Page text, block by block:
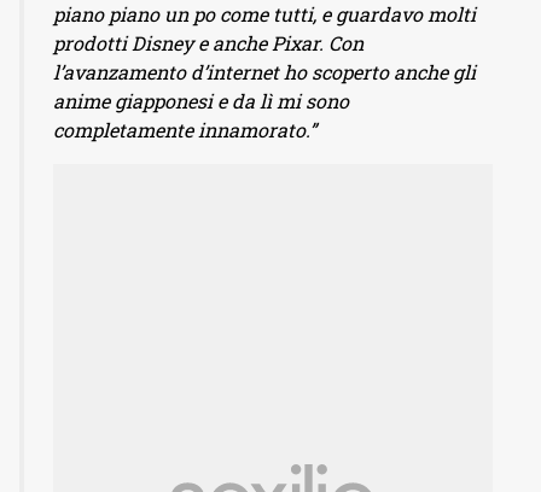
piano piano un po come tutti, e guardavo molti
prodotti Disney e anche Pixar. Con
l’avanzamento d’internet ho scoperto anche gli
anime giapponesi e da lì mi sono
completamente innamorato.”